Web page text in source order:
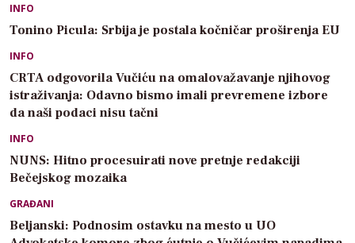
INFO
Tonino Picula: Srbija je postala kočničar proširenja EU
INFO
CRTA odgovorila Vučiću na omalovažavanje njihovog
istraživanja: Odavno bismo imali prevremene izbore
da naši podaci nisu tačni
INFO
NUNS: Hitno procesuirati nove pretnje redakciji
Bečejskog mozaika
GRAĐANI
Beljanski: Podnosim ostavku na mesto u UO